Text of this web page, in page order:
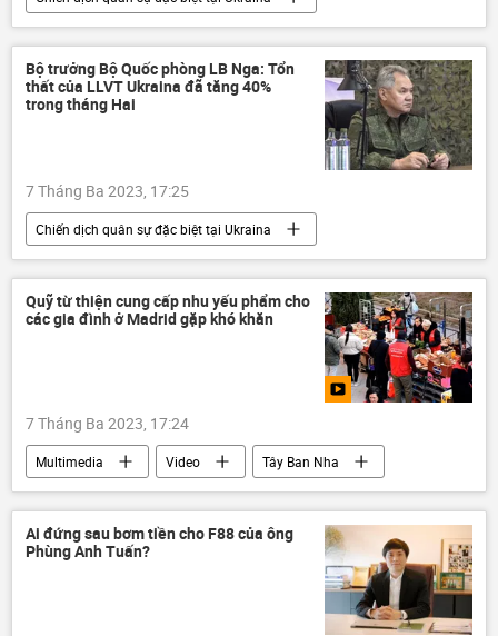
Cuộc khủng hoảng ở Ukraina
Ukraina
xung đột quân sự
Quân sự
Bộ trưởng Bộ Quốc phòng LB Nga: Tổn
thất của LLVT Ukraina đã tăng 40%
trong tháng Hai
7 Tháng Ba 2023, 17:25
Chiến dịch quân sự đặc biệt tại Ukraina
Cuộc khủng hoảng ở Ukraina
Ukraina
Bộ Quốc phòng Nga
Sergei Shoigu
Quân sự
xung đột quân sự Nga
Quỹ từ thiện cung cấp nhu yếu phẩm cho
các gia đình ở Madrid gặp khó khăn
7 Tháng Ba 2023, 17:24
Multimedia Video
Tây Ban Nha
Xã hội
Ai đứng sau bơm tiền cho F88 của ông
Phùng Anh Tuấn?